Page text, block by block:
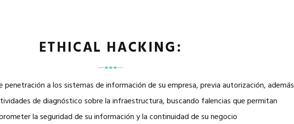
ETHICAL HACKING:
penetración a los sistemas de información de su empresa, previa autorización, además
de diagnóstico sobre la infraestructura, buscando falencias que permitan
la seguridad de su información y la continuidad de su negocio